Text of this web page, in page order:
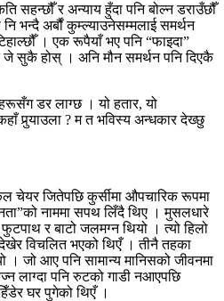
सहन्छौँ र अन्याय हुँदा पनि बोल्न डराउँछौँ
भन्दै अर्बौं कुम्ल्याउनेसम्मलाई समर्थन
। एक रूपैयाँ भए पनि “फाइदा”
जे सुकै होस् । अनि मौन समर्थन पनि दिएकै
डर लाग्छ । यो हतार, यो
पुर्‍याउला ? म त भविस्य अन्धकार देख्छु
चेयर जितेपछि कुर्सीमा औपचारिक रूपमा
नाममा सपथ लिँदै थिए । मुसलधारे
र बाटो जलमग्न थियो । त्यो हिलो
देखेर विचलित भएको थिएँ । तीनै तहका
जो आए पनि सामान्य मानिसको जीवनमा
लाग्दा पनि रुटको गाडी नआएपछि
घर पुगेको थिएँ ।